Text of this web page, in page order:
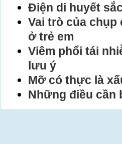
Điện di huyết
Vai trò của
ở trẻ em
Viêm phổi tái
lưu ý
Mỡ có thực là
Những điều cần